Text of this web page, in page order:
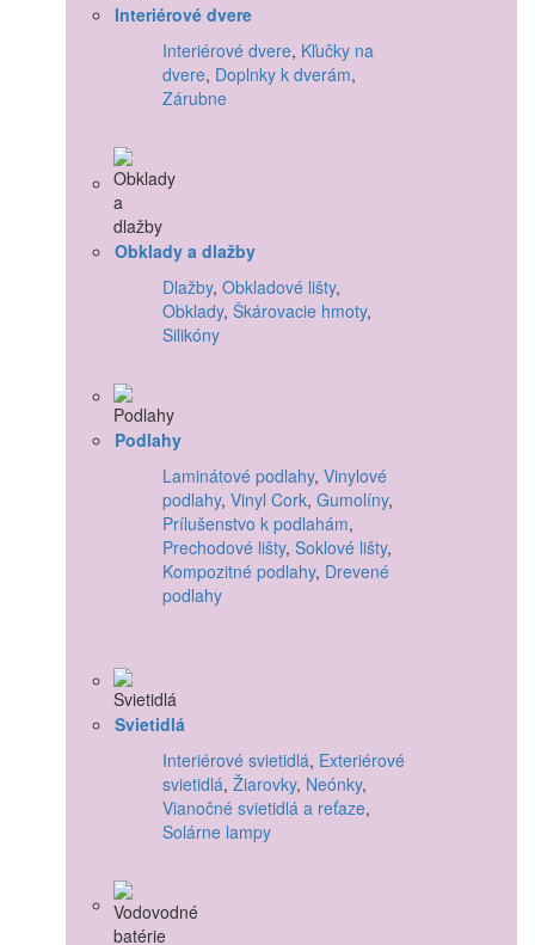
Interiérové dvere
Interiérové dvere, Kľučky na
dvere, Doplnky k dverám,
Zárubne
Obklady a dlažby
Dlažby, Obkladové lišty,
Obklady, Škárovacie hmoty,
Silikóny
Podlahy
Laminátové podlahy, Vinylové
podlahy, Vinyl Cork, Gumolíny,
Prílušenstvo k podlahám,
Prechodové lišty, Soklové lišty,
Kompozitné podlahy, Drevené
podlahy
Svietidlá
Interiérové svietidlá, Exteriérové
svietidlá, Žiarovky, Neónky,
Vianočné svietidlá a reťaze,
Solárne lampy